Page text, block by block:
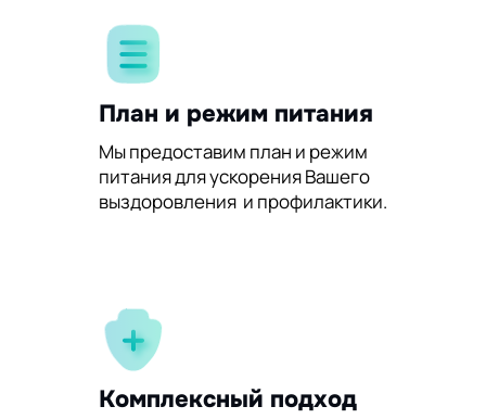
План и режим питания
Мы предоставим план и режим
питания для ускорения Вашего
выздоровления и профилактики.
Комплексный подход